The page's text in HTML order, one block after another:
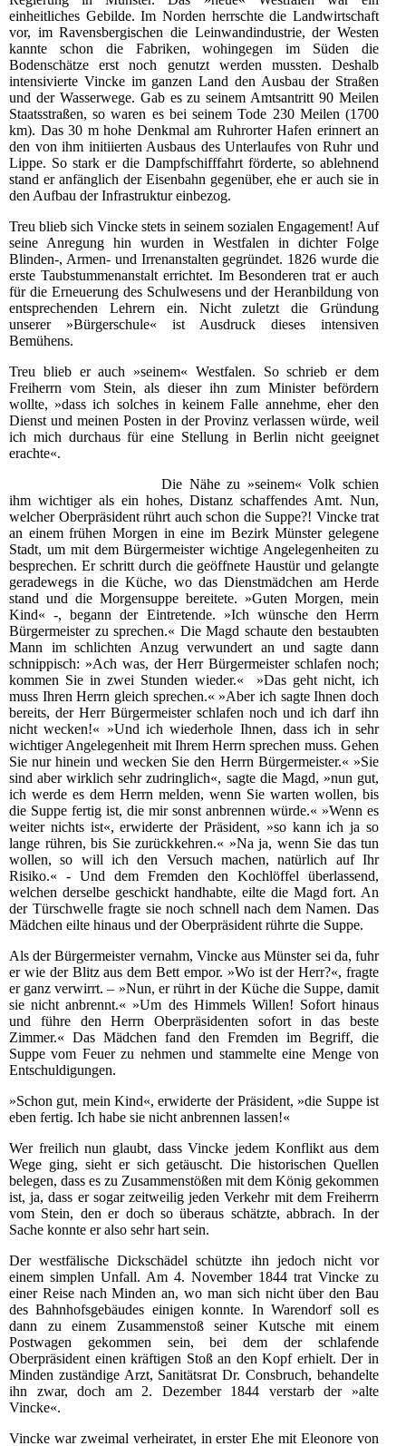
einheitliches Gebilde. Im Norden herrschte die Landwirtschaft
vor, im Ravensbergischen die Leinwandindustrie, der Westen
kannte schon die Fabriken, wohingegen im Süden die
Bodenschätze erst noch genutzt werden mussten. Deshalb
intensivierte Vincke im ganzen Land den Ausbau der Straßen
und der Wasserwege. Gab es zu seinem Amtsantritt 90 Meilen
Staatsstraßen, so waren es bei seinem Tode 230 Meilen (1700
km). Das 30 m hohe Denkmal am Ruhrorter Hafen erinnert an
den von ihm initiierten Ausbaus des Unterlaufes von Ruhr und
Lippe. So stark er die Dampfschifffahrt förderte, so ablehnend
stand er anfänglich der Eisenbahn gegenüber, ehe er auch sie in
den Aufbau der Infrastruktur einbezog.
Treu blieb sich Vincke stets in seinem sozialen Engagement! Auf
seine Anregung hin wurden in Westfalen in dichter Folge
Blinden-, Armen- und Irrenanstalten gegründet. 1826 wurde die
erste Taubstummenanstalt errichtet. Im Besonderen trat er auch
für die Erneuerung des Schulwesens und der Heranbildung von
entsprechenden Lehrern ein. Nicht zuletzt die Gründung
unserer »Bürgerschule« ist Ausdruck dieses intensiven
Bemühens.
Treu blieb er auch »seinem« Westfalen. So schrieb er dem
Freiherrn vom Stein, als dieser ihn zum Minister befördern
wollte, »dass ich solches in keinem Falle annehme, eher den
Dienst und meinen Posten in der Provinz verlassen würde, weil
ich mich durchaus für eine Stellung in Berlin nicht geeignet
erachte«.
Die Nähe zu »seinem« Volk schien
ihm wichtiger als ein hohes, Distanz schaffendes Amt. Nun,
welcher Oberpräsident rührt auch schon die Suppe?! Vincke trat
an einem frühen Morgen in eine im Bezirk Münster gelegene
Stadt, um mit dem Bürgermeister wichtige Angelegenheiten zu
besprechen. Er schritt durch die geöffnete Haustür und gelangte
geradewegs in die Küche, wo das Dienstmädchen am Herde
stand und die Morgensuppe bereitete. »Guten Morgen, mein
Kind« -, begann der Eintretende. »Ich wünsche den Herrn
Bürgermeister zu sprechen.« Die Magd schaute den bestaubten
Mann im schlichten Anzug verwundert an und sagte dann
schnippisch: »Ach was, der Herr Bürgermeister schlafen noch;
kommen Sie in zwei Stunden wieder.« »Das geht nicht, ich
muss Ihren Herrn gleich sprechen.« »Aber ich sagte Ihnen doch
bereits, der Herr Bürgermeister schlafen noch und ich darf ihn
nicht wecken!« »Und ich wiederhole Ihnen, dass ich in sehr
wichtiger Angelegenheit mit Ihrem Herrn sprechen muss. Gehen
Sie nur hinein und wecken Sie den Herrn Bürgermeister.« »Sie
sind aber wirklich sehr zudringlich«, sagte die Magd, »nun gut,
ich werde es dem Herrn melden, wenn Sie warten wollen, bis
die Suppe fertig ist, die mir sonst anbrennen würde.« »Wenn es
weiter nichts ist«, erwiderte der Präsident, »so kann ich ja so
lange rühren, bis Sie zurückkehren.« »Na ja, wenn Sie das tun
wollen, so will ich den Versuch machen, natürlich auf Ihr
Risiko.« - Und dem Fremden den Kochlöffel überlassend,
welchen derselbe geschickt handhabte, eilte die Magd fort. An
der Türschwelle fragte sie noch schnell nach dem Namen. Das
Mädchen eilte hinaus und der Oberpräsident rührte die Suppe.
Als der Bürgermeister vernahm, Vincke aus Münster sei da, fuhr
er wie der Blitz aus dem Bett empor. »Wo ist der Herr?«, fragte
er ganz verwirrt. – »Nun, er rührt in der Küche die Suppe, damit
sie nicht anbrennt.« »Um des Himmels Willen! Sofort hinaus
und führe den Herrn Oberpräsidenten sofort in das beste
Zimmer.« Das Mädchen fand den Fremden im Begriff, die
Suppe vom Feuer zu nehmen und stammelte eine Menge von
Entschuldigungen.
»Schon gut, mein Kind«, erwiderte der Präsident, »die Suppe ist
eben fertig. Ich habe sie nicht anbrennen lassen!«
Wer freilich nun glaubt, dass Vincke jedem Konflikt aus dem
Wege ging, sieht er sich getäuscht. Die historischen Quellen
belegen, dass es zu Zusammenstößen mit dem König gekommen
ist, ja, dass er sogar zeitweilig jeden Verkehr mit dem Freiherrn
vom Stein, den er doch so überaus schätzte, abbrach. In der
Sache konnte er also sehr hart sein.
Der westfälische Dickschädel schützte ihn jedoch nicht vor
einem simplen Unfall. Am 4. November 1844 trat Vincke zu
einer Reise nach Minden an, wo man sich nicht über den Bau
des Bahnhofsgebäudes einigen konnte. In Warendorf soll es
dann zu einem Zusammenstoß seiner Kutsche mit einem
Postwagen gekommen sein, bei dem der schlafende
Oberpräsident einen kräftigen Stoß an den Kopf erhielt. Der in
Minden zuständige Arzt, Sanitätsrat Dr. Consbruch, behandelte
ihn zwar, doch am 2. Dezember 1844 verstarb der »alte
Vincke«.
Vincke war zweimal verheiratet, in erster Ehe mit Eleonore von